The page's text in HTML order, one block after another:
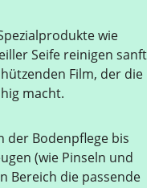
wie
Seife reinigen sanft
Film, der die
macht.
der Bodenpflege bis
(wie Pinseln und
Bereich die passende